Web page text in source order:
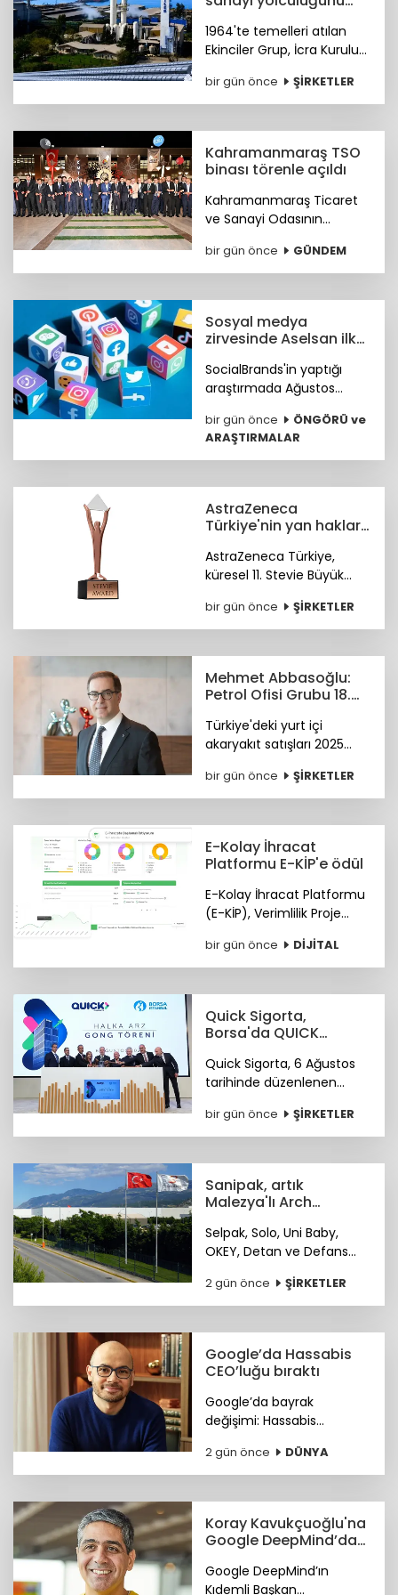
1964'te temelleri atılan
Ekinciler Grup, İcra Kurulu
mesajıyla 62 yıllık köklü
sanayi mirasını ve küresel
bir gün önce ŞİRKETLER
Kahramanmaraş TSO
binası törenle açıldı
Kahramanmaraş Ticaret
ve Sanayi Odasının
depremlerinin ardından
yeniden inşa edilen yeni
törenle hizmete açıldı.
bir gün önce GÜNDEM
Sosyal medya
zirvesinde Aselsan ilk
SocialBrands'in yaptığı
araştırmada Ağustos
üçü Aselsan, MKE ve tabii
oldu.
bir gün önce
ÖNGÖRÜ ve
ARAŞTIRMALAR
AstraZeneca
Türkiye'nin yan haklar
uluslararası ödül
AstraZeneca Türkiye,
küresel 11. Stevie Büyük
Bronz Stevie Ödülü'nün
sahibi oldu. Ödüller 28
bir gün önce ŞİRKETLER
Mehmet Abbasoğlu:
Petrol Ofisi Grubu 18.
Türkiye'deki yurt içi
akaryakıt satışları 2025
yükseldi. Petrol Ofisi
Grubu, yurt içi toplam
zirvede kapattı.
bir gün önce ŞİRKETLER
E-Kolay İhracat
Platformu E-KİP'e ödül
E-Kolay İhracat Platformu
(E-KİP), Verimlilik Proje
Dönüşüm" kategorisinde
birincilik ödülüne layık
bir gün önce DİJİTAL
Quick Sigorta,
Borsa'da QUICK
görmeye başladı
Quick Sigorta, 6 Ağustos
tarihinde düzenlenen
işlem koduyla Borsa
İstanbul’da işlem görmeye
bir gün önce ŞİRKETLER
Sanipak, artık
Malezya'lı Arch
Selpak, Solo, Uni Baby,
OKEY, Detan ve Defans
bulunduran Sanipak
resmen Arch Peninsula
2 gün önce ŞİRKETLER
Google’da Hassabis
CEO’luğu bıraktı
Google’da bayrak
değişimi: Hassabis
2 gün önce DÜNYA
Koray Kavukçuoğlu'na
Google DeepMind’da
Google DeepMind’ın
Kıdemli Başkan